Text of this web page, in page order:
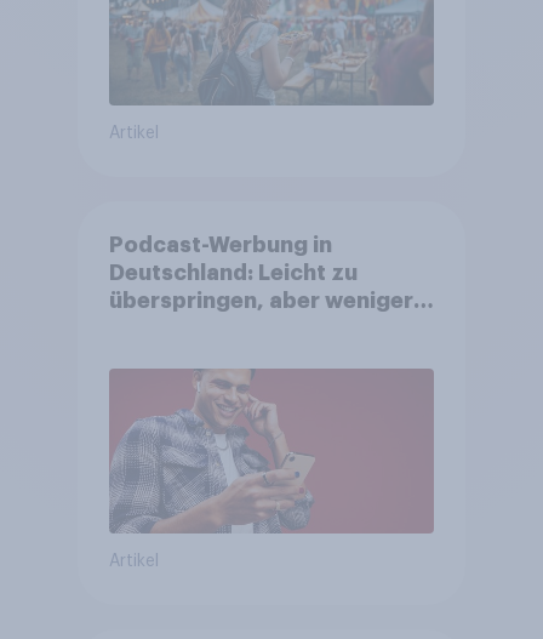
Artikel
Podcast-Werbung in
Deutschland: Leicht zu
überspringen, aber weniger
Artikel